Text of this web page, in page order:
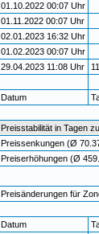
01.10.2022 00:07 Uhr
01.11.2022 00:07 Uhr
02.01.2023 16:32 Uhr
01.02.2023 00:07 Uhr
29.04.2023 11:08 Uhr
Datum
Preisstabilität in Tagen
Preissenkungen (Ø
Preiserhöhungen (Ø
Preisänderungen für
Datum